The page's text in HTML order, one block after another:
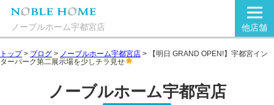
ノーブルホーム宇都宮店 他店舗
トップ> ブログ > ノーブルホーム宇都宮店 >
【明日 GRAND OPEN!】宇都宮イン
ターパーク第二展示場を少しチラ見せ
ノーブルホーム宇都宮店